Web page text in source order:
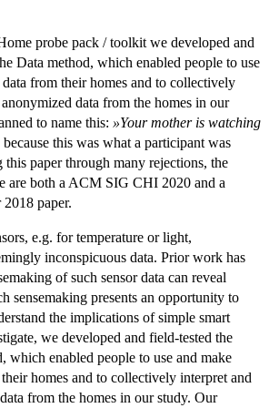
probe pack / toolkit we developed and
Data method, which enabled people to use
from their homes and to collectively
data from the homes in our
to name this: »Your mother is watching
because this was what a participant was
paper through many rejections, the
are both a ACM SIG CHI 2020 and a
paper.
e.g. for temperature or light,
inconspicuous data. Prior work has
of such sensor data can reveal
sensemaking presents an opportunity to
the implications of simple smart
we developed and field-tested the
which enabled people to use and make
homes and to collectively interpret and
from the homes in our study. Our